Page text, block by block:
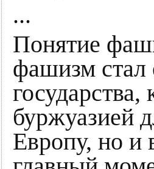
...
Понятие
фашизм стал
буржуазией
Европу, но и